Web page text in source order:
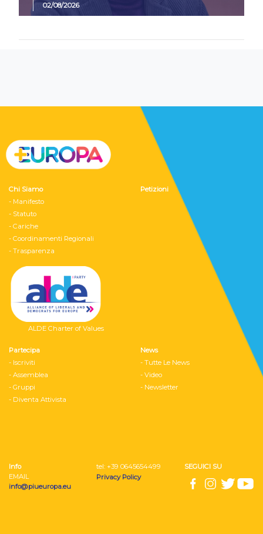
02/08/2026
Chi Siamo
- Manifesto
- Statuto
- Cariche
- Coordinamenti Regionali
- Trasparenza
ALDE Charter of Values
Petizioni
Partecipa
- Iscriviti
- Assemblea
- Gruppi
- Diventa Attivista
News
- Tutte Le News
- Video
- Newsletter
Info
EMAIL
info@piueuropa.eu
tel: ‭+39 0645654499
Privacy Policy
SEGUICI SU